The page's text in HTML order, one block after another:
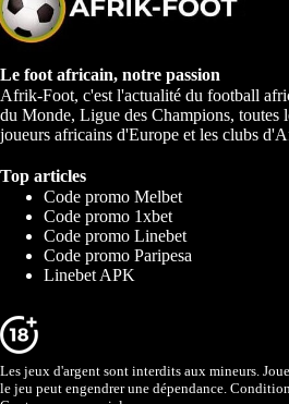
Le foot africain, notre passion
Afrik-Foot, c'est l'actualité du football
du Monde, Ligue des Champions, toutes
joueurs africains d'Europe et les clubs
Top articles
Code promo Melbet
Code promo 1xbet
Code promo Linebet
Code promo Paripesa
Linebet APK
Les jeux d'argent sont interdits aux mineurs.
le jeu peut engendrer une dépendance.